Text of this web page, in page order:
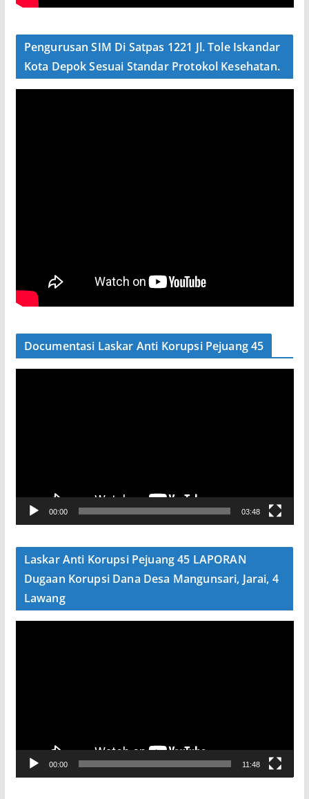
Pengurusan SIM Di Satpas 1221 Jl. Tole Iskandar
Kota Depok Sesuai Standar Protokol Kesehatan.
Documentasi Laskar Anti Korupsi Pejuang 45
V
e
00:00 03:48
Laskar Anti Korupsi Pejuang 45 LAPORAN
Dugaan Korupsi Dana Desa Mangunsari, Jarai, 4
Lawang
V
00:00 11:48